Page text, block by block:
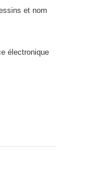
et nom
électronique